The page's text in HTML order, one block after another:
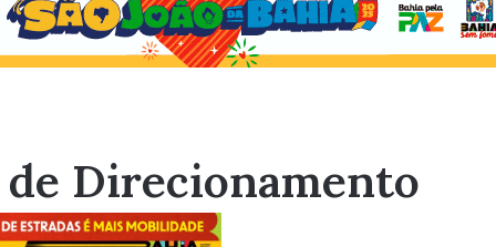
Direcionamento